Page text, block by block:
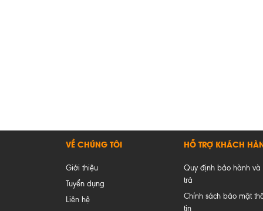
VỀ CHÚNG TÔI
Giới thiệu
Tuyển dụng
Liên hệ
HỖ TRỢ KHÁCH
Quy định bảo hành và
trả
Chính sách bảo mật
tin